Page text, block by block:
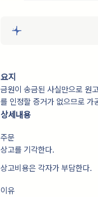
요지
금원이 송금된 사실만으로 원
를 인정할 증거가 없으므로 가
상세내용
주문
상고를 기각한다.
상고비용은 각자가 부담한다.
이유